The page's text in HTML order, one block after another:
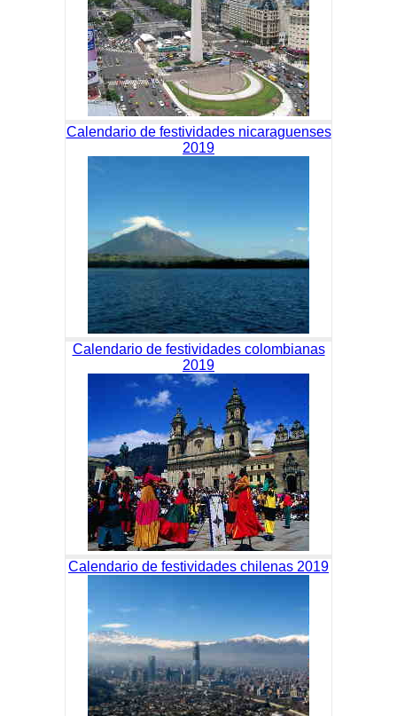
Calendario de festividades nicaraguenses
2019
Calendario de festividades colombianas
2019
Calendario de festividades chilenas 2019